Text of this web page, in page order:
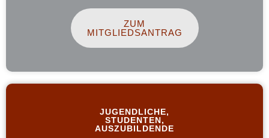
ZUM
MITGLIEDSANTRAG
JUGENDLICHE,
STUDENTEN,
AUSZUBILDENDE